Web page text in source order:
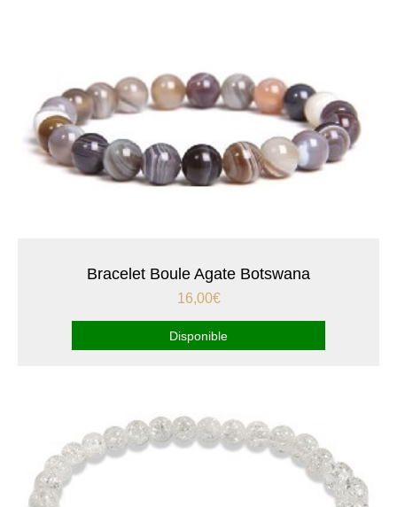
Bracelet Boule Agate Botswana
16,00€
Disponible